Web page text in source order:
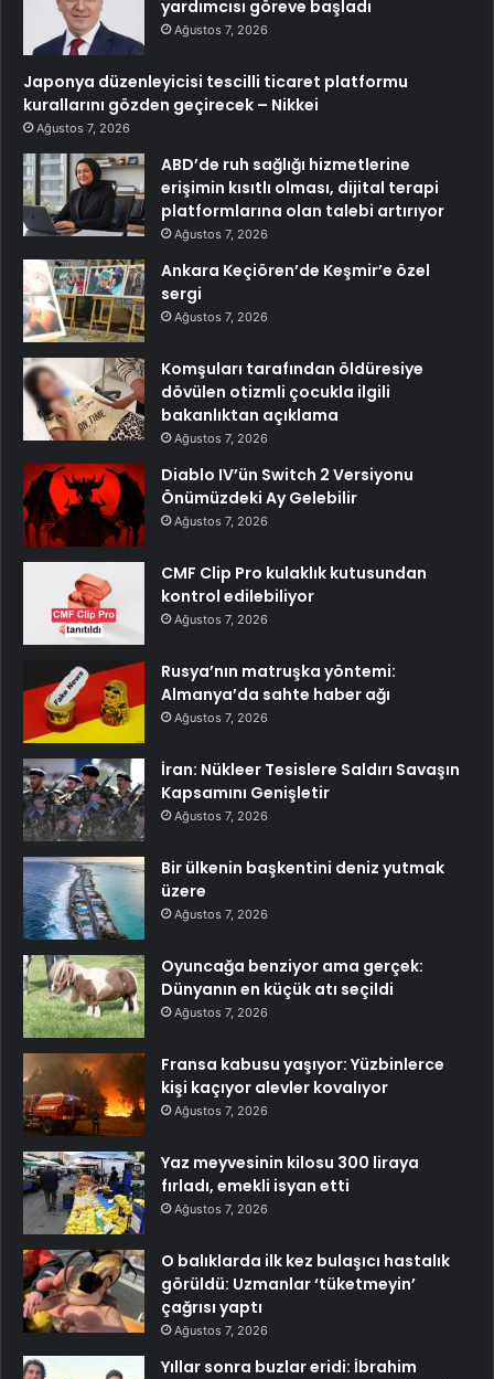
yardımcısı göreve başladı
Ağustos 7, 2026
Japonya düzenleyicisi tescilli ticaret platformu
kurallarını gözden geçirecek – Nikkei
Ağustos 7, 2026
ABD’de ruh sağlığı hizmetlerine
erişimin kısıtlı olması, dijital terapi
platformlarına olan talebi artırıyor
Ağustos 7, 2026
Ankara Keçiören’de Keşmir’e özel
sergi
Ağustos 7, 2026
Komşuları tarafından öldüresiye
dövülen otizmli çocukla ilgili
bakanlıktan açıklama
Ağustos 7, 2026
Diablo IV’ün Switch 2 Versiyonu
Önümüzdeki Ay Gelebilir
Ağustos 7, 2026
CMF Clip Pro kulaklık kutusundan
kontrol edilebiliyor
Ağustos 7, 2026
Rusya’nın matruşka yöntemi:
Almanya’da sahte haber ağı
Ağustos 7, 2026
İran: Nükleer Tesislere Saldırı Savaşın
Kapsamını Genişletir
Ağustos 7, 2026
Bir ülkenin başkentini deniz yutmak
üzere
Ağustos 7, 2026
Oyuncağa benziyor ama gerçek:
Dünyanın en küçük atı seçildi
Ağustos 7, 2026
Fransa kabusu yaşıyor: Yüzbinlerce
kişi kaçıyor alevler kovalıyor
Ağustos 7, 2026
Yaz meyvesinin kilosu 300 liraya
fırladı, emekli isyan etti
Ağustos 7, 2026
O balıklarda ilk kez bulaşıcı hastalık
görüldü: Uzmanlar ‘tüketmeyin’
çağrısı yaptı
Ağustos 7, 2026
Yıllar sonra buzlar eridi: İbrahim